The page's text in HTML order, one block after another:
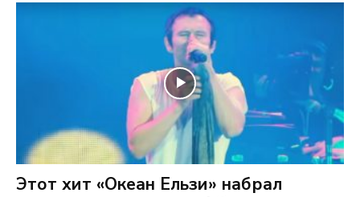
Этот хит «Океан Ельзи» набрал